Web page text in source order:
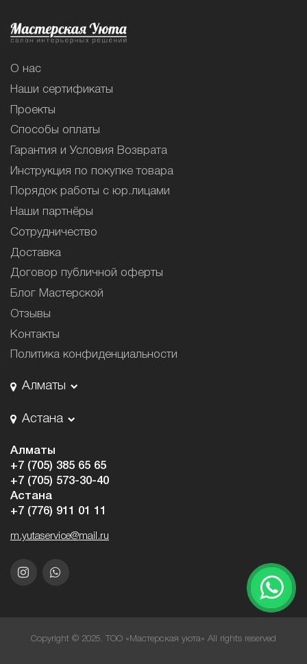
О нас
Наши сертификаты
Проекты
Способы оплаты
Гарантия и Условия Возврата
Инструкция по покупке товара
Порядок работы с юр.лицами
Наши партнёры
Сотрудничество
Доставка
Договор публичной оферты
Блог Мастерской
Отзывы
Контакты
Политика конфиденциальности
Алматы
Астана
Алматы
+7 (705) 385 65 65
+7 (705) 573-30-40
Астана
+7 (776) 911 01 11
m.yutaservice@mail.ru
Copyright © 2025. ТОО «Мастерская уюта» All rights reserved